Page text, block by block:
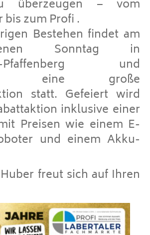
überzeugen – vom
zum Profi .
Bestehen findet am
Sonntag in
Pfaffenberg und
eine große
statt. Gefeiert wird
inklusive einer
Preisen wie einem E-
und einem Akku-
freut sich auf Ihren